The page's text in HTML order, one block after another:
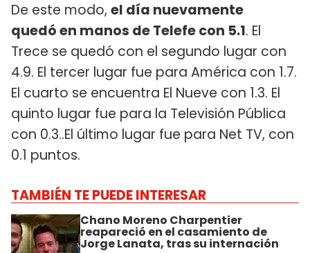
De este modo, el día nuevamente
quedó en manos de Telefe con 5.1. El
Trece se quedó con el segundo lugar con
4.9. El tercer lugar fue para América con 1.7.
El cuarto se encuentra El Nueve con 1.3. El
quinto lugar fue para la Televisión Pública
con 0.3..El último lugar fue para Net TV, con
0.1 puntos.
TAMBIÉN TE PUEDE INTERESAR
Chano Moreno Charpentier
reapareció en el casamiento de
Jorge Lanata, tras su internación